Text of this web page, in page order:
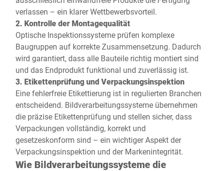
verlassen – ein klarer Wettbewerbsvorteil.
2. Kontrolle der Montagequalität
Optische Inspektionssysteme prüfen komplexe
Baugruppen auf korrekte Zusammensetzung. Dadurch
wird garantiert, dass alle Bauteile richtig montiert sind
und das Endprodukt funktional und zuverlässig ist.
3. Etikettenprüfung und Verpackungsinspektion
Eine fehlerfreie Etikettierung ist in regulierten Branchen
entscheidend. Bildverarbeitungssysteme übernehmen
die präzise Etikettenprüfung und stellen sicher, dass
Verpackungen vollständig, korrekt und
gesetzeskonform sind – ein wichtiger Aspekt der
Verpackungsinspektion und der Markenintegrität.
Wie Bildverarbeitungssysteme die